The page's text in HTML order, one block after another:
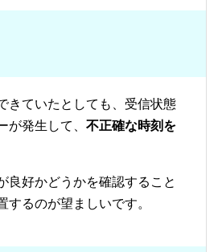
きていたとしても、受信状態
発生して、 不正確な時刻を
良好かどうかを確認すること
るのが望ましいです。